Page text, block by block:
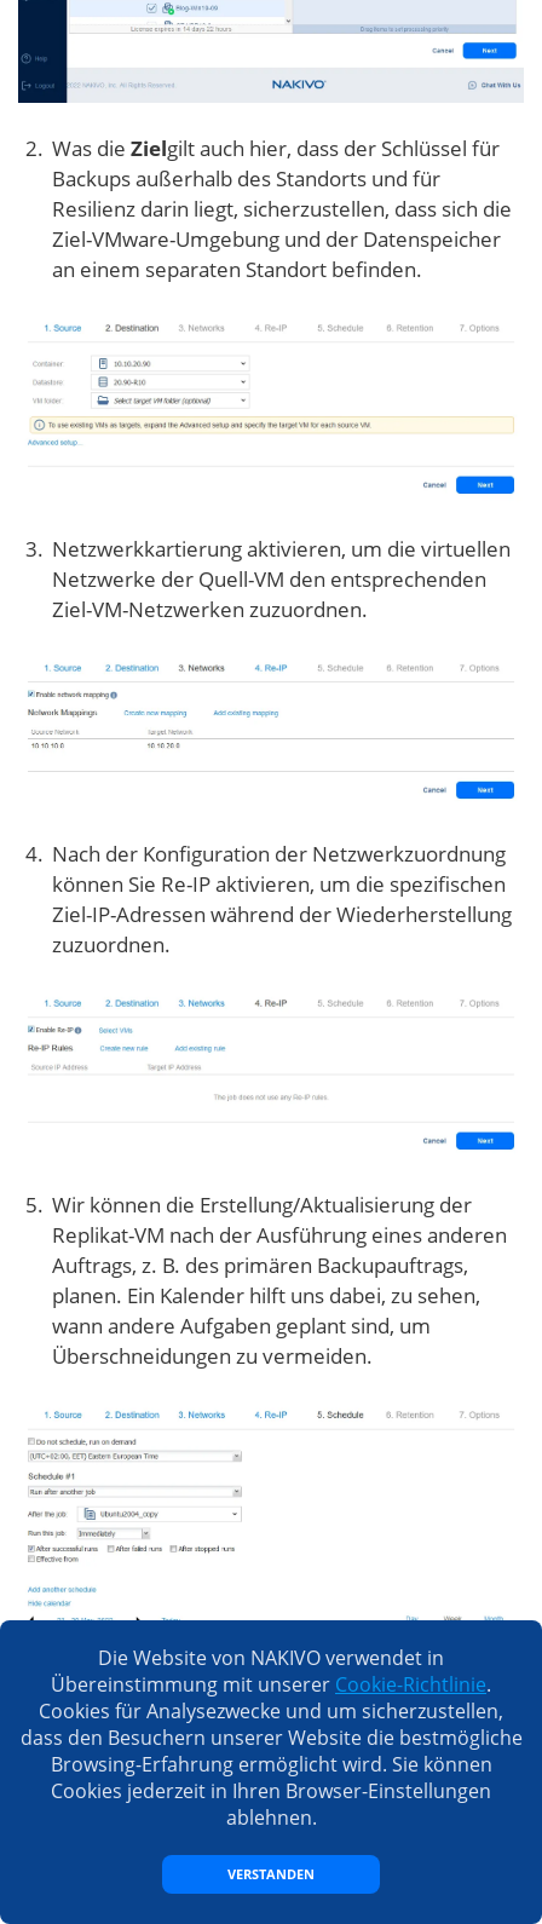
Was die Zielgilt auch hier, dass der Schlüssel für
Backups außerhalb des Standorts und für
Resilienz darin liegt, sicherzustellen, dass sich die
Ziel-VMware-Umgebung und der Datenspeicher
an einem separaten Standort befinden.
Netzwerkkartierung aktivieren, um die virtuellen
Netzwerke der Quell-VM den entsprechenden
Ziel-VM-Netzwerken zuzuordnen.
Nach der Konfiguration der Netzwerkzuordnung
können Sie Re-IP aktivieren, um die spezifischen
Ziel-IP-Adressen während der Wiederherstellung
zuzuordnen.
Wir können die Erstellung/Aktualisierung der
Replikat-VM nach der Ausführung eines anderen
Auftrags, z. B. des primären Backupauftrags,
planen. Ein Kalender hilft uns dabei, zu sehen,
wann andere Aufgaben geplant sind, um
Überschneidungen zu vermeiden.
Bei der Aufbewahrung auf einer Replik-VM erfolgt
dies über einen Point-in-Time-Schnappschuss, der
bei jedem Durchlauf des Replikationsprozesses
Schnappschüsse/Aufbewahrungspunkte
festlegen, die Sie behalten möchten. Das NAKIVO-
Die Website von NAKIVO verwendet in
Übereinstimmung mit unserer Cookie-Richtlinie.
Cookies für Analysezwecke und um sicherzustellen,
dass den Besuchern unserer Website die bestmögliche
Browsing-Erfahrung ermöglicht wird. Sie können
Cookies jederzeit in Ihren Browser-Einstellungen
ablehnen.
VERSTANDEN